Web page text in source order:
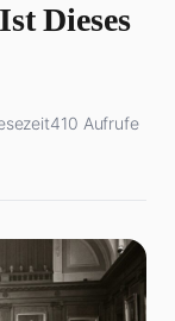
Dieses
410 Aufrufe